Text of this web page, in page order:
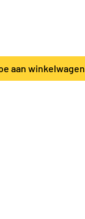
aan winkelwagen